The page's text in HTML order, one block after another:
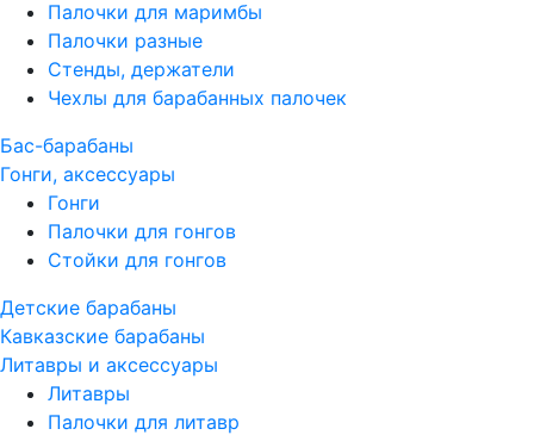
Палочки для маримбы
Палочки разные
Стенды, держатели
Чехлы для барабанных палочек
Бас-барабаны
Гонги, аксессуары
Гонги
Палочки для гонгов
Стойки для гонгов
Детские барабаны
Кавказские барабаны
Литавры и аксессуары
Литавры
Палочки для литавр